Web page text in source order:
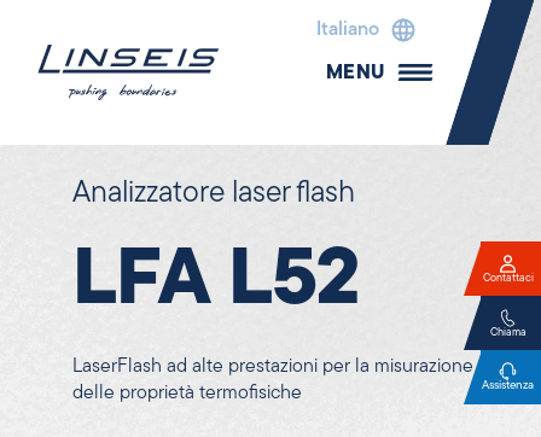
Italiano
MENU
Analizzatore laser flash
LFA L52
LaserFlash ad alte prestazioni per la misurazione
delle proprietà termofisiche
Contattaci
Chiama
Assistenza